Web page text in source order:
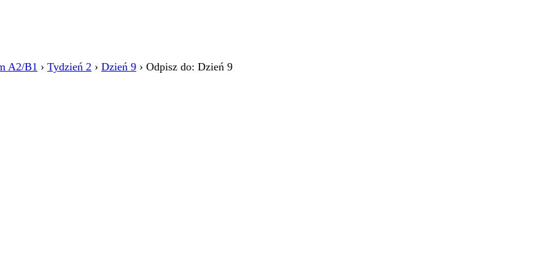
A2/B1 › Tydzień 2 › Dzień 9 › Odpisz do: Dzień 9